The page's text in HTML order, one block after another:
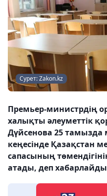
Сурет: Zakon.kz
Премьер-министрдің
халықты әлеуметтік
Дүйсенова 25 тамызда
кеңесінде Қазақстан
сапасының
атады, деп